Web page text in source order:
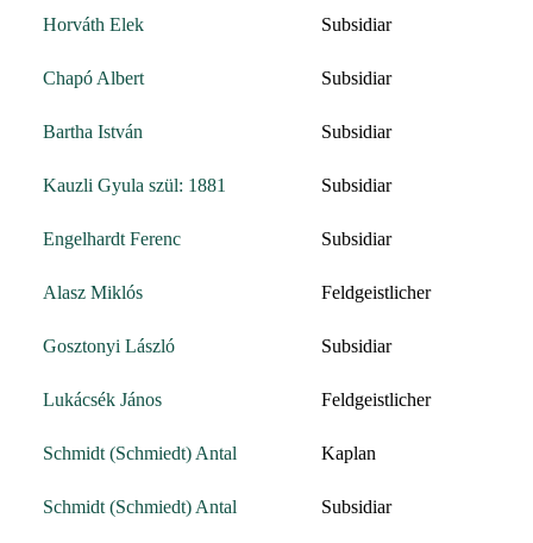
Horváth Elek Subsidiar
Chapó Albert Subsidiar
Bartha István Subsidiar
Kauzli Gyula szül: 1881 Subsidiar
Engelhardt Ferenc Subsidiar
Alasz Miklós Feldgeistlicher
Gosztonyi László Subsidiar
Lukácsék János Feldgeistlicher
Schmidt (Schmiedt) Antal Kaplan
Schmidt (Schmiedt) Antal Subsidiar